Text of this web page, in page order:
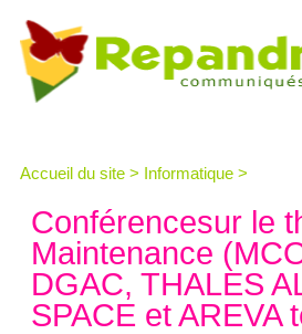
Accueil du site > Informatique >
Conférencesur le
Maintenance
DGAC, THALES
SPACE et AREVA